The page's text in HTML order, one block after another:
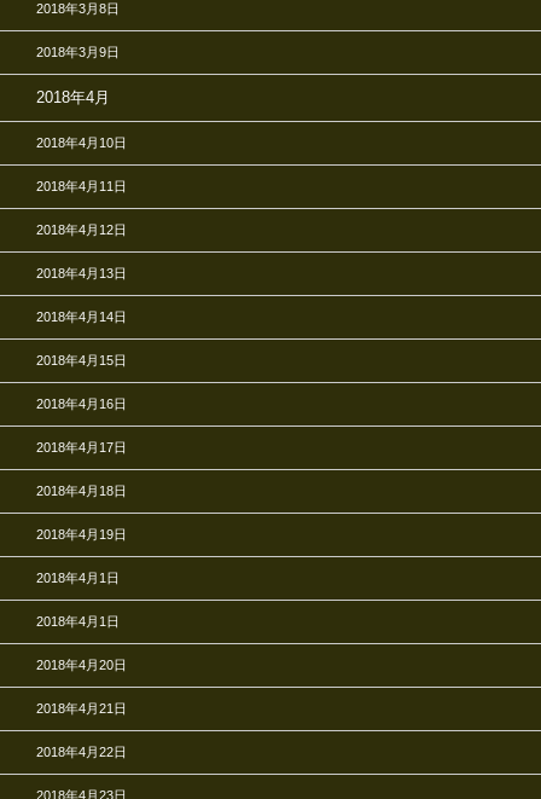
2018年3月8日
2018年3月9日
2018年4月
2018年4月10日
2018年4月11日
2018年4月12日
2018年4月13日
2018年4月14日
2018年4月15日
2018年4月16日
2018年4月17日
2018年4月18日
2018年4月19日
2018年4月1日
2018年4月1日
2018年4月20日
2018年4月21日
2018年4月22日
2018年4月23日